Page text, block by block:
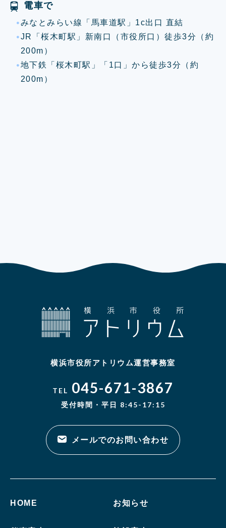
電車で
みなとみらい線「馬車道駅」1c出口 直結
JR「桜木町駅」新南口（市役所口）徒歩3分（約
200m）
地下鉄「桜木町駅」「1口」から徒歩3分（約
200m）
横浜市役所アトリウム運営事務室
TEL 045-671-3867
受付時間・平日 8:45-17:15
メールでのお問い合わせ
HOME お知らせ